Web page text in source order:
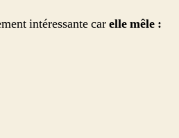
intéressante carelle mêle :